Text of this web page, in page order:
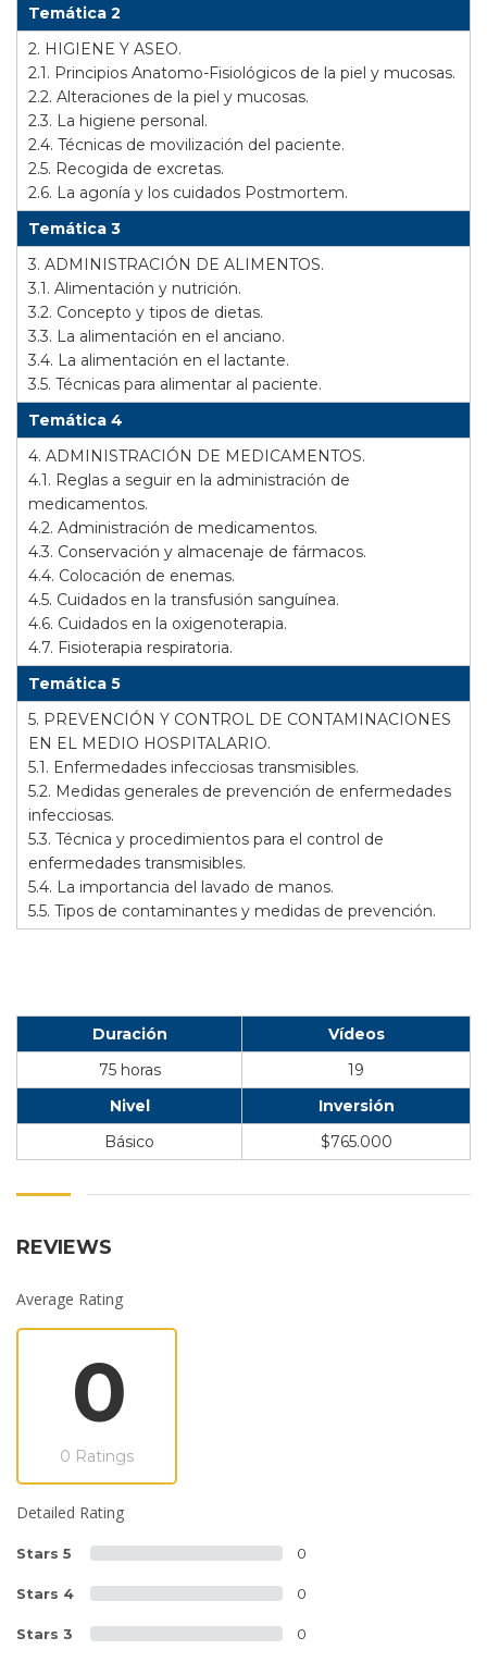
Temática 2
2. HIGIENE Y ASEO.
2.1. Principios Anatomo-Fisiológicos de la piel y mucosas.
2.2. Alteraciones de la piel y mucosas.
2.3. La higiene personal.
2.4. Técnicas de movilización del paciente.
2.5. Recogida de excretas.
2.6. La agonía y los cuidados Postmortem.
Temática 3
3. ADMINISTRACIÓN DE ALIMENTOS.
3.1. Alimentación y nutrición.
3.2. Concepto y tipos de dietas.
3.3. La alimentación en el anciano.
3.4. La alimentación en el lactante.
3.5. Técnicas para alimentar al paciente.
Temática 4
4. ADMINISTRACIÓN DE MEDICAMENTOS.
4.1. Reglas a seguir en la administración de
medicamentos.
4.2. Administración de medicamentos.
4.3. Conservación y almacenaje de fármacos.
4.4. Colocación de enemas.
4.5. Cuidados en la transfusión sanguínea.
4.6. Cuidados en la oxigenoterapia.
4.7. Fisioterapia respiratoria.
Temática 5
5. PREVENCIÓN Y CONTROL DE CONTAMINACIONES
EN EL MEDIO HOSPITALARIO.
5.1. Enfermedades infecciosas transmisibles.
5.2. Medidas generales de prevención de enfermedades
infecciosas.
5.3. Técnica y procedimientos para el control de
enfermedades transmisibles.
5.4. La importancia del lavado de manos.
5.5. Tipos de contaminantes y medidas de prevención.
Duración
Vídeos
75 horas
19
Nivel
Inversión
Básico
$765.000
REVIEWS
Average Rating
0
0 Ratings
Detailed Rating
Stars 5 0
Stars 4 0
Stars 3 0